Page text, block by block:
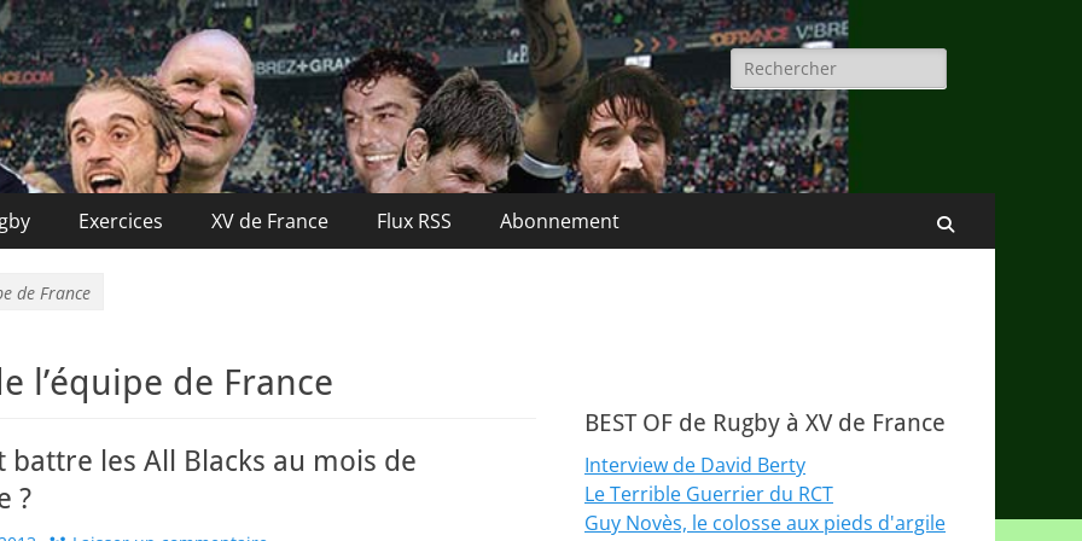
Rechercher :
Exercices XV de France Flux RSS Abonnement
de France
l’équipe de France
battre les All Blacks au mois de
?
BEST OF de Rugby à XV de France
Interview de David Berty
Le Terrible Guerrier du RCT
Guy Novès, le colosse aux pieds d'argile